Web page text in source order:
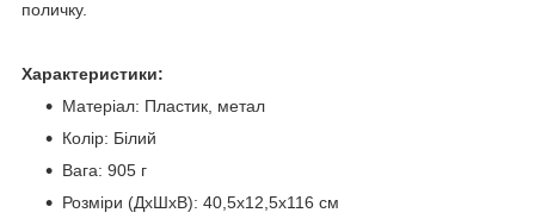
поличку.
Характеристики:
Матеріал: Пластик, метал
Колір: Білий
Вага: 905 г
Розміри (ДхШхВ): 40,5х12,5х116 см